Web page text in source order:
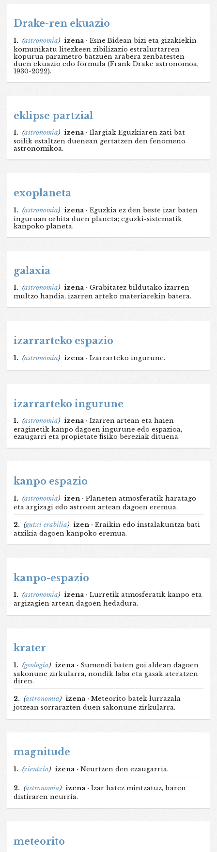
Drake-ren ekuazio
1. (astronomia) izena · Esne Bidean bizi eta gizakiekin
komunikatu litezkeen zibilizazio estralurtarren
kopurua parametro batzuen arabera zenbatesten
duen ekuazio edo formula (Frank Drake astronomoa,
1930-2022).
eklipse partzial
1. (astronomia) izena · Ilargiak Eguzkiaren zati bat
soilik estaltzen duenean gertatzen den fenomeno
astronomikoa.
exoplaneta
1. (astronomia) izena · Eguzkia ez den beste izar baten
inguruan orbita duen planeta; eguzki-sistematik
kanpoko planeta.
galaxia
1. (astronomia) izena · Grabitatez bildutako izarren
multzo handia, izarren arteko materiarekin batera.
izarrarteko espazio
1. (astronomia) izena · Izarrarteko ingurune.
izarrarteko ingurune
1. (astronomia) izena · Izarren artean eta haien
eraginetik kanpo dagoen ingurune edo espazioa,
ezaugarri eta propietate fisiko bereziak dituena.
kanpo espazio
1. (astronomia) izen · Planeten atmosferatik haratago
eta argizagi edo astroen artean dagoen eremua.
2. (gutxi erabilia) izen · Eraikin edo instalakuntza bati
atxikia dagoen kanpoko eremua.
kanpo-espazio
1. (astronomia) izena · Lurretik atmosferatik kanpo eta
argizagien artean dagoen hedadura.
krater
1. (geologia) izena · Sumendi baten goi aldean dagoen
sakonune zirkularra, nondik laba eta gasak ateratzen
diren.
2. (astronomia) izena · Meteorito batek lurrazala
jotzean sorrarazten duen sakonune zirkularra.
magnitude
1. (zientzia) izena · Neurtzen den ezaugarria.
2. (astronomia) izena · Izar batez mintzatuz, haren
distiraren neurria.
meteorito